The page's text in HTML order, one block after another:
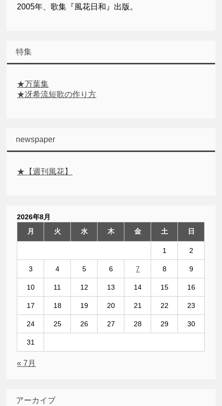
2005年、歌集『風花日和』出版。
特集
★万葉集
★冴希流短歌の作り方
newspaper
★【週刊風花】
2026年8月
月
火 水 木 金 土 日
1 2
3 4 5 6 7 8 9
10 11 12 13 14 15 16
17 18 19 20 21 22 23
24 25 26 27 28 29 30
31
« 7月
アーカイブ